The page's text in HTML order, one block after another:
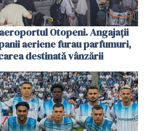
Otopeni. Angajații
aeriene furau parfumuri,
destinată vânzării